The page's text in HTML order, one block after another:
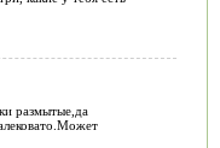
размытые,да